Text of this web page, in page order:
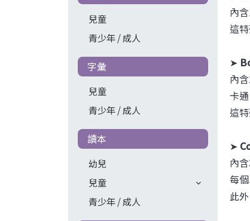
兒童
青少年 / 成人
字彙
兒童
青少年 / 成人
讀本
幼兒
兒童
青少年 / 成人
內
這
➤
內
卡通
這
➤
內
每
此